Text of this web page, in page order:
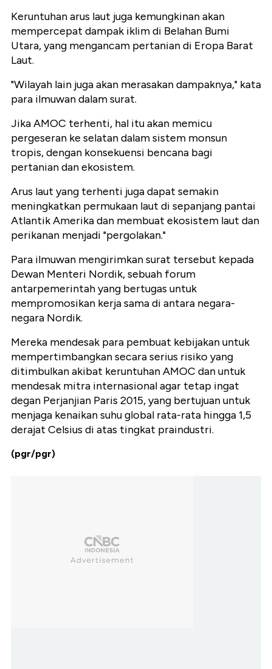
Keruntuhan arus laut juga kemungkinan akan
mempercepat dampak iklim di Belahan Bumi
Utara, yang mengancam pertanian di Eropa Barat
Laut.
"Wilayah lain juga akan merasakan dampaknya," kata
para ilmuwan dalam surat.
Jika AMOC terhenti, hal itu akan memicu
pergeseran ke selatan dalam sistem monsun
tropis, dengan konsekuensi bencana bagi
pertanian dan ekosistem.
Arus laut yang terhenti juga dapat semakin
meningkatkan permukaan laut di sepanjang pantai
Atlantik Amerika dan membuat ekosistem laut dan
perikanan menjadi "pergolakan."
Para ilmuwan mengirimkan surat tersebut kepada
Dewan Menteri Nordik, sebuah forum
antarpemerintah yang bertugas untuk
mempromosikan kerja sama di antara negara-
negara Nordik.
Mereka mendesak para pembuat kebijakan untuk
mempertimbangkan secara serius risiko yang
ditimbulkan akibat keruntuhan AMOC dan untuk
mendesak mitra internasional agar tetap ingat
degan Perjanjian Paris 2015, yang bertujuan untuk
menjaga kenaikan suhu global rata-rata hingga 1,5
derajat Celsius di atas tingkat praindustri.
(pgr/pgr)